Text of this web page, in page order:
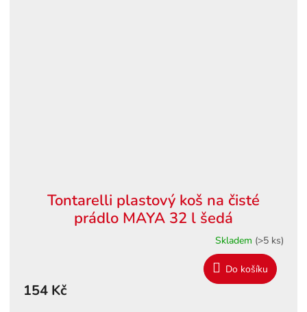
Tontarelli plastový koš na čisté
prádlo MAYA 32 l šedá
Skladem (>5 ks)
154 Kč
Do košíku